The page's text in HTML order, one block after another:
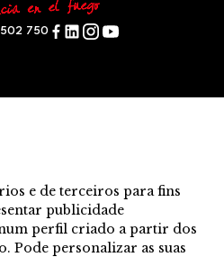
750
e de terceiros para fins
publicidade
perfil criado a partir dos
Pode personalizar as suas